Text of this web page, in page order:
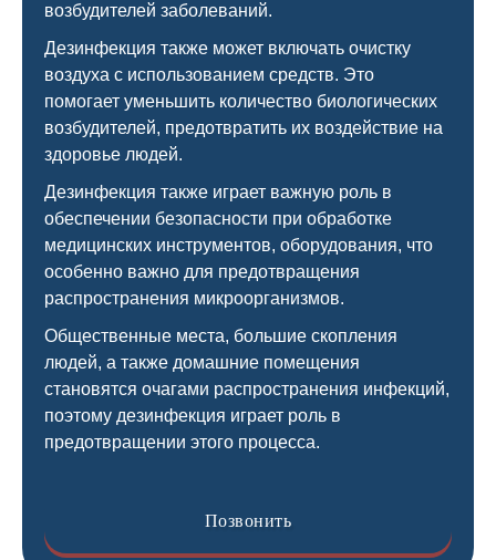
возбудителей заболеваний.
Дезинфекция также может включать очистку
воздуха с использованием средств. Это
помогает уменьшить количество биологических
возбудителей, предотвратить их воздействие на
здоровье людей.
Дезинфекция также играет важную роль в
обеспечении безопасности при обработке
медицинских инструментов, оборудования, что
особенно важно для предотвращения
распространения микроорганизмов.
Общественные места, большие скопления
людей, а также домашние помещения
становятся очагами распространения инфекций,
поэтому дезинфекция играет роль в
предотвращении этого процесса.
Позвонить